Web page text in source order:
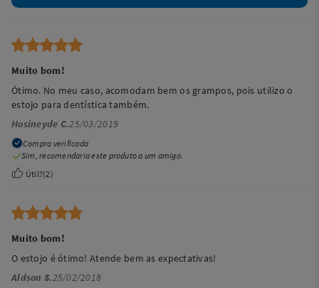
Muito bom!
Ótimo. No meu caso, acomodam bem os grampos, pois utilizo o
estojo para dentística também.
Hosineyde C.25/03/2019
Compra verificada
Sim, recomendaria este produto a um amigo.
Útil?(2)
Muito bom!
O estojo é ótimo! Atende bem as expectativas!
Aldson S.25/02/2018